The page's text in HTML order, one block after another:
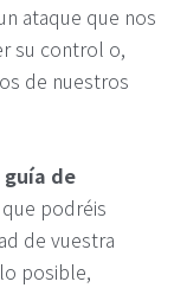
ataque que nos
su control o,
de nuestros
guía de
podréis
de vuestra
posible,